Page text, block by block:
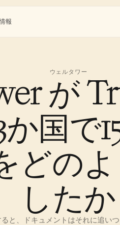
ウェルタワー
が
国で
どの
したか
と、ドキュメントはそれに追い
報